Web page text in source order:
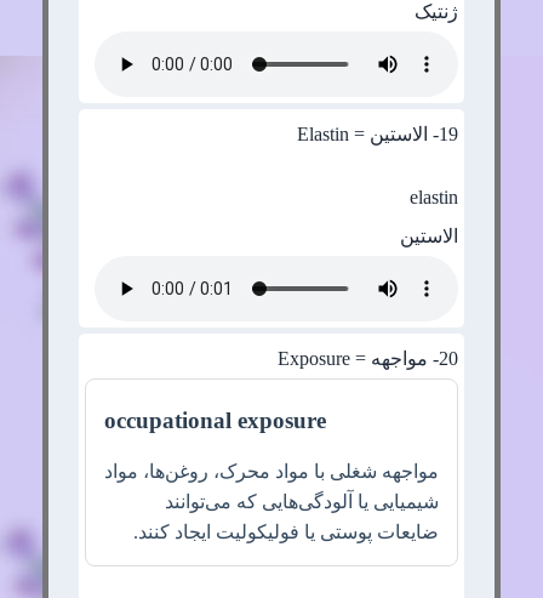
ژنتیک
19- الاستین = Elastin
elastin
الاستین
20- مواجهه = Exposure
occupational exposure
مواجهه شغلی با مواد محرک، روغن‌ها، مواد
شیمیایی یا آلودگی‌هایی که می‌توانند
ضایعات پوستی یا فولیکولیت ایجاد کنند.